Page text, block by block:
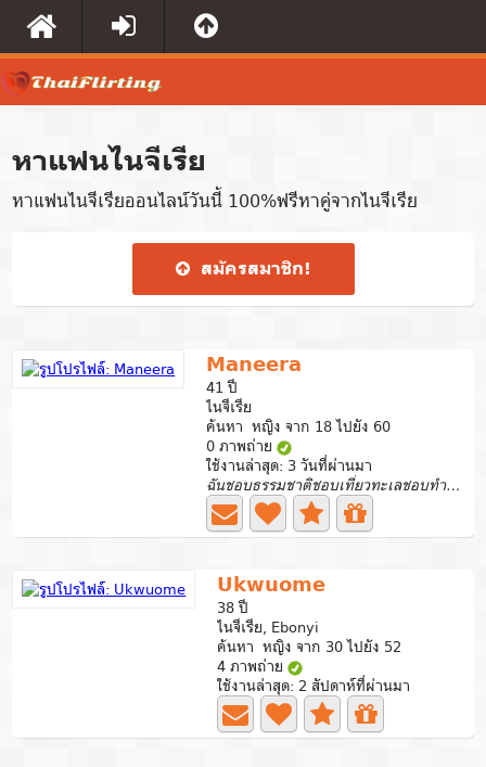
หาแฟนไนจีเรีย
หาแฟนไนจีเรียออนไลน์วันนี้ 100%ฟรีหาคู่จากไนจีเรีย
สมัคร​สมาชิก​!
Maneera
41 ปี
ไนจีเรีย
ค้นหา หญิง จาก 18 ไปยัง 60
0 ภาพถ่าย
ใช้งานล่าสุด: 3 วันที่ผ่านมา
ฉันชอบธรรมชาติชอบเที่ยวทะเลชอบทำอาหารไทย
Ukwuome
38 ปี
ไนจีเรีย, Ebonyi
ค้นหา หญิง จาก 30 ไปยัง 52
4 ภาพถ่าย
ใช้งานล่าสุด: 2 สัปดาห์ที่ผ่านมา